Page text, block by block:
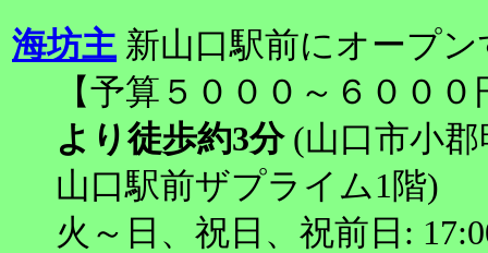
海坊主 新山口駅前にオープ
【予算５０００～６００
より徒歩約3分(山口市小郡
山口駅前ザプライム1階)
火～日、祝日、祝前日: